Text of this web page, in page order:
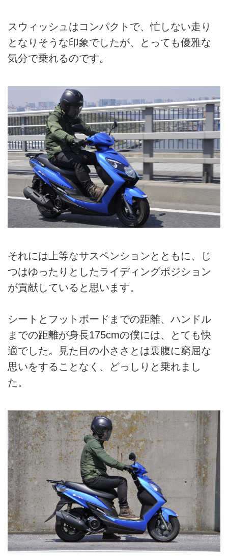
スウィッシュはコンパクトで、忙しない走り
となりそうな印象でしたが、とっても優雅な
気分で乗れるのです。
それには上等なサスペンションとともに、じ
つはゆったりとしたライディングポジション
が貢献していると思います。
シートとフットボードまでの距離、ハンドル
までの距離が身長175cmの僕には、とても快
適でした。見た目の小ささとは裏腹に窮屈な
思いをすることなく、どっしりと乗れまし
た。